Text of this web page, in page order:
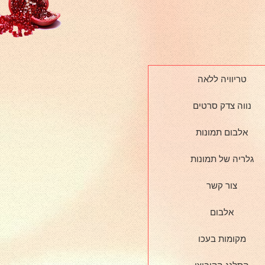
טריוויה ללאה
נווה צדק סרטים
אלבום תמונות
גלריה של תמונות
צור קשר
אלבום
מקומות בעכו